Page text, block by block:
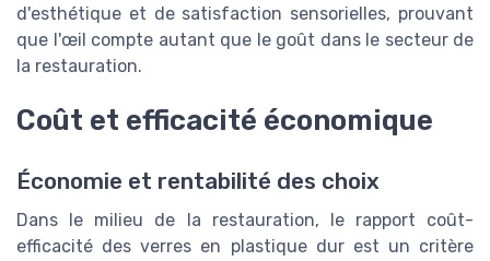
d'esthétique et de satisfaction sensorielles, prouvant
que l'œil compte autant que le goût dans le secteur de
la restauration.
Coût et efficacité économique
Économie et rentabilité des choix
Dans le milieu de la restauration, le rapport coût-
efficacité des verres en plastique dur est un critère